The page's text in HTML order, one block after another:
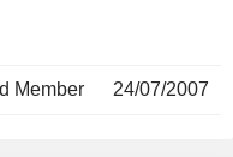
Member 24/07/2007